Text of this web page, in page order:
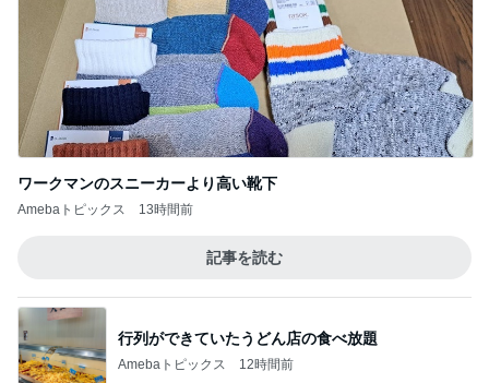
ワークマンのスニーカーより高い靴下
Amebaトピックス 13時間前
記事を読む
行列ができていたうどん店の食べ放題
Amebaトピックス 12時間前